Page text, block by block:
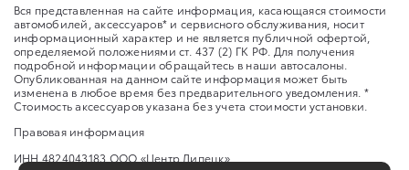
Вся представленная на сайте информация, касающаяся стоимости
автомобилей, аксессуаров* и сервисного обслуживания, носит
информационный характер и не является публичной офертой,
определяемой положениями ст. 437 (2) ГК РФ. Для получения
подробной информации обращайтесь в наши автосалоны.
Опубликованная на данном сайте информация может быть
изменена в любое время без предварительного уведомления. *
Стоимость аксессуаров указана без учета стоимости установки.
Правовая информация
ИНН 4824043183 ООО «Центр Липецк»